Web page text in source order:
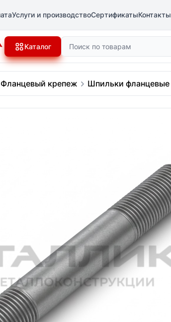
Услуги и производствоСертификатыКонтакты
Каталог Поиск
Фланцевый крепеж Шпильки фланцевые